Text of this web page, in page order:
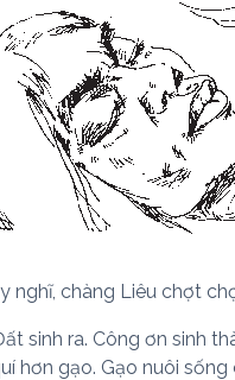
nghĩ, chàng Liêu chợt
sinh ra. Công ơn sinh
hơn gạo. Gạo nuôi